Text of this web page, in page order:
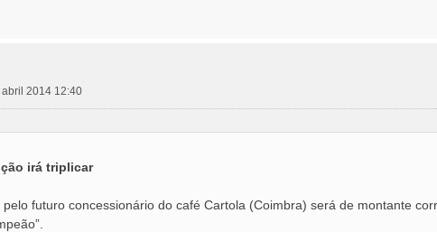
2014 12:40
irá triplicar
futuro concessionário do café Cartola (Coimbra) será de montante